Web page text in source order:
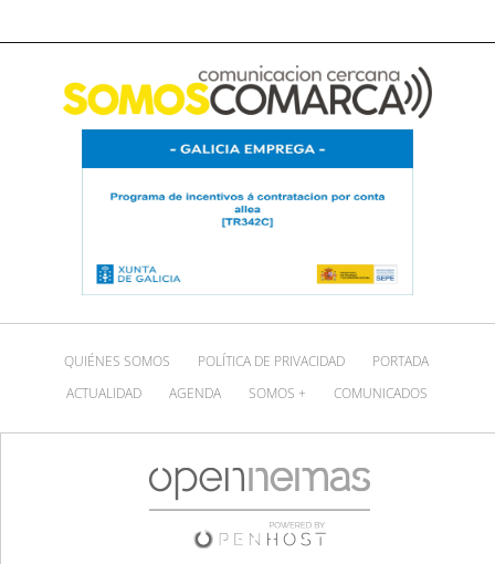
QUIÉNES SOMOS POLÍTICA DE PRIVACIDAD
PORTADA
ACTUALIDAD
AGENDA SOMOS + COMUNICADOS